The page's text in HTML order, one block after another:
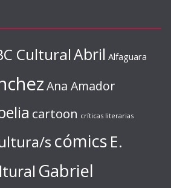
CulturalAbril Alfaguara
Ana Amador
cartoon críticas literarias
s cómics E.
Gabriel